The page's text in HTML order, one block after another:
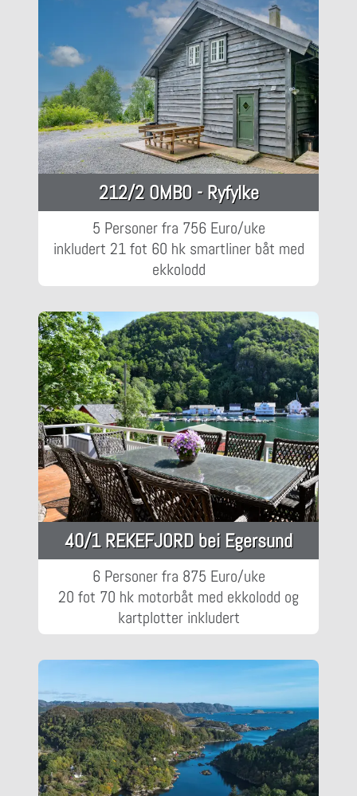
212/2 OMBO - Ryfylke
5 Personer fra 756 Euro/uke
inkludert 21 fot 60 hk smartliner båt med
ekkolodd
40/1 REKEFJORD bei Egersund
6 Personer fra 875 Euro/uke
20 fot 70 hk motorbåt med ekkolodd og
kartplotter inkludert